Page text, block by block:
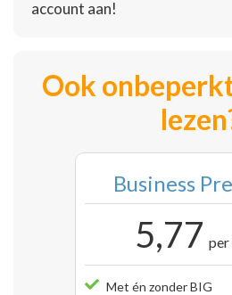
account aan!
Ook
Business
5,77 per
Met én zonder BIG